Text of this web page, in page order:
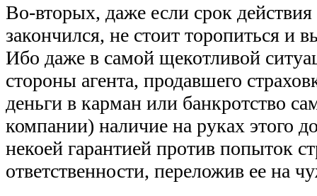
Во-вторых, даже если срок
закончился, не стоит торопиться и
Ибо даже в самой щекотливой
стороны агента, продавшего
деньги в карман или банкротство
компании) наличие на руках этого
некоей гарантией против попыток
ответственности, переложив ее на